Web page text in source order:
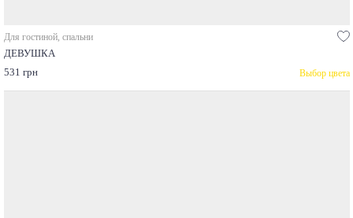
Для гостиной, спальни
ДЕВУШКА
531 грн
Выбор цвета